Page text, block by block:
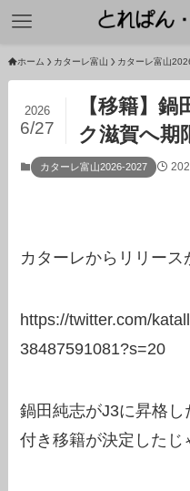
ホーム カターレ富山 カターレ富山
【移籍】
ク滋賀へ期
2026
6/27
カターレ富山2026-2027
カターレからリリース
https://twitter.com/
38487591081?s=20
鍋田純志がJ3に昇格
付き移籍が決定したじ